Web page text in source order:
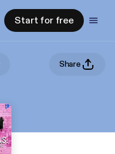
Start for free
Share